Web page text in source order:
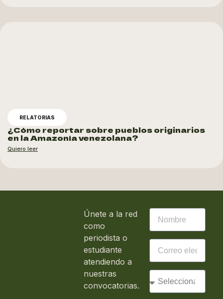
RELATORIAS
¿Cómo reportar sobre pueblos originarios
en la Amazonía venezolana?
Quiero leer
Únete a la red
como
periodista o
estudiante
atendiendo a
nuestras
convocatorias.